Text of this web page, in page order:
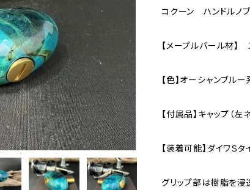
コクーン ハンドルノブ
【メープルバール材】
【色】オーシャンブルー
【付属品】キャップ（
【装着可能】ダイワＳ
グリップ部は樹脂を